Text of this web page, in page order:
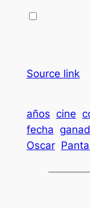
Source link
años cine
fecha
Oscar